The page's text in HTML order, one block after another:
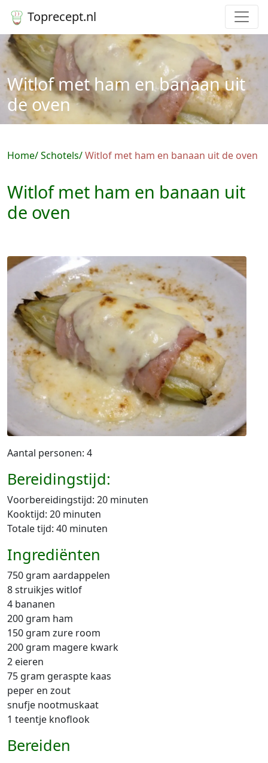
Toprecept.nl
Witlof met ham en banaan uit
de oven
Home Schotels Witlof met ham en banaan uit de oven
Witlof met ham en banaan uit
de oven
Aantal personen: 4
Bereidingstijd:
Voorbereidingstijd: 20 minuten
Kooktijd: 20 minuten
Totale tijd: 40 minuten
Ingrediënten
750 gram aardappelen
8 struikjes witlof
4 bananen
200 gram ham
150 gram zure room
200 gram magere kwark
2 eieren
75 gram geraspte kaas
peper en zout
snufje nootmuskaat
1 teentje knoflook
Bereiden